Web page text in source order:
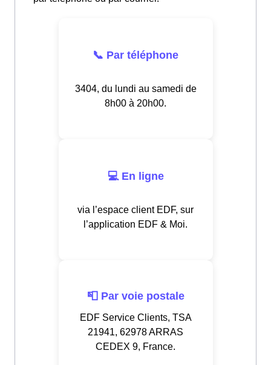
📞 Par téléphone
3404, du lundi au samedi de
8h00 à 20h00.
💻 En ligne
via l’espace client EDF, sur
l’application EDF & Moi.
📮 Par voie postale
EDF Service Clients, TSA
21941, 62978 ARRAS
CEDEX 9, France.